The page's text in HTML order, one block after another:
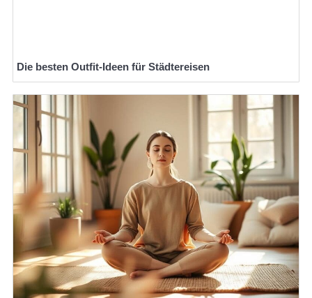
Die besten Outfit-Ideen für Städtereisen